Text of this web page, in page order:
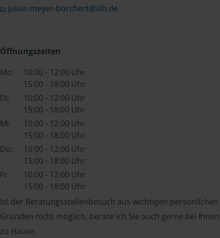
julian.meyer-borchert@vlh.de
Öffnungszeiten
Mo:
10:00 - 12:00 Uhr
15:00 - 18:00 Uhr
Di:
10:00 - 12:00 Uhr
15:00 - 18:00 Uhr
Mi:
10:00 - 12:00 Uhr
15:00 - 18:00 Uhr
Do:
10:00 - 12:00 Uhr
15:00 - 18:00 Uhr
Fr:
10:00 - 12:00 Uhr
15:00 - 18:00 Uhr
Ist der Beratungsstellenbesuch aus wichtigen persönlichen
Gründen nicht möglich, berate ich Sie auch gerne bei Ihnen
zu Hause.